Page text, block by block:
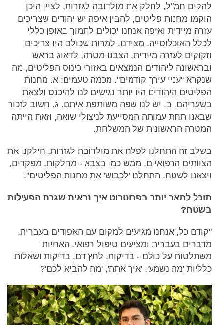
להקים חמ"ל, לחלק את מולדובה לגזרות, לציין היכן
הוקמו מחנות פליטים, להבין איפה יש יהודים שצריכים
עזרה מיידית ואיפה אנחנו יכולים לתמוך באופן כללי
לכלל האוכלוסייה. מצידנו, למרות שכולם היו צריכים
וזקוקים לעזרה מיידית, הצבנו מטרה, לדאוג בראש
ובראשונה ליהודים הנמצאים באזורי כינוס הפליטים, מה
שנקרא "עניי עירך קודמים". מכמה טעמים: א. מחנות
הפליטים היהודים היו יותר נגישים לנו להיכנס ולצאת
בשעריהם. ב. יש לנו שפה משותפת איתם. ג. חשוב לזכור
שבאנו תחת עמותה המסייעת לניצולי שואה, וזאת הייתה
המטרה הראשונית של המשלחת.
בשלב זה התחלנו לפלח את מולדובה לגזרות, חילקנו את
הצוותים הרפואיים, ממש כמו בצבא - מחלקות, מפקדים,
ויצאנו לשטח. התחלנו 'לכבוש' את מחנות הפליטים".
תוכל לתאר יותר בפרוטרוט איך נראית שגרת הפעילות
בשטח?
"קודם כל, אנחנו מגיעים למקום עם האפודים בעברית,
מדברים בעברית ומציעים טיפול רפואי. האחיות
משתלטות על כולם - בדיקות, לחץ דם, בדיקות ושאלות
כלליות 'מה נשמע', 'איך אתה', 'מה להביא לכם'?